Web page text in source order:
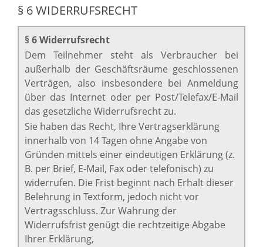
§ 6 WIDERRUFSRECHT
§ 6 Widerrufsrecht
Dem Teilnehmer steht als Verbraucher bei
außerhalb der Geschäftsräume geschlossenen
Verträgen, also insbesondere bei Anmeldung
über das Internet oder per Post/Telefax/E-Mail
das gesetzliche Widerrufsrecht zu.
Sie haben das Recht, Ihre Vertragserklärung
innerhalb von 14 Tagen ohne Angabe von
Gründen mittels einer eindeutigen Erklärung (z.
B. per Brief, E-Mail, Fax oder telefonisch) zu
widerrufen. Die Frist beginnt nach Erhalt dieser
Belehrung in Textform, jedoch nicht vor
Vertragsschluss. Zur Wahrung der
Widerrufsfrist genügt die rechtzeitige Abgabe
Ihrer Erklärung,